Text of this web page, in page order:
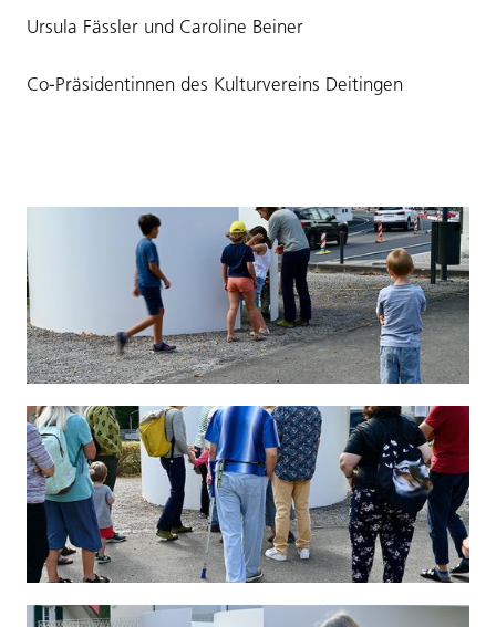
Ursula Fässler und Caroline Beiner
Co-Präsidentinnen des Kulturvereins Deitingen